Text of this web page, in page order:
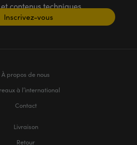
et contenus techniques
Inscrivez-vous
À propos de nous
à l’international
Contact
Livraison
Retour